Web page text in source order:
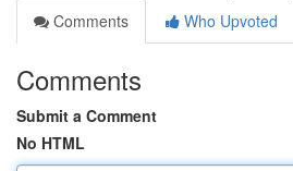
Comments
Who Upvoted
Comments
Submit a Comment
No HTML